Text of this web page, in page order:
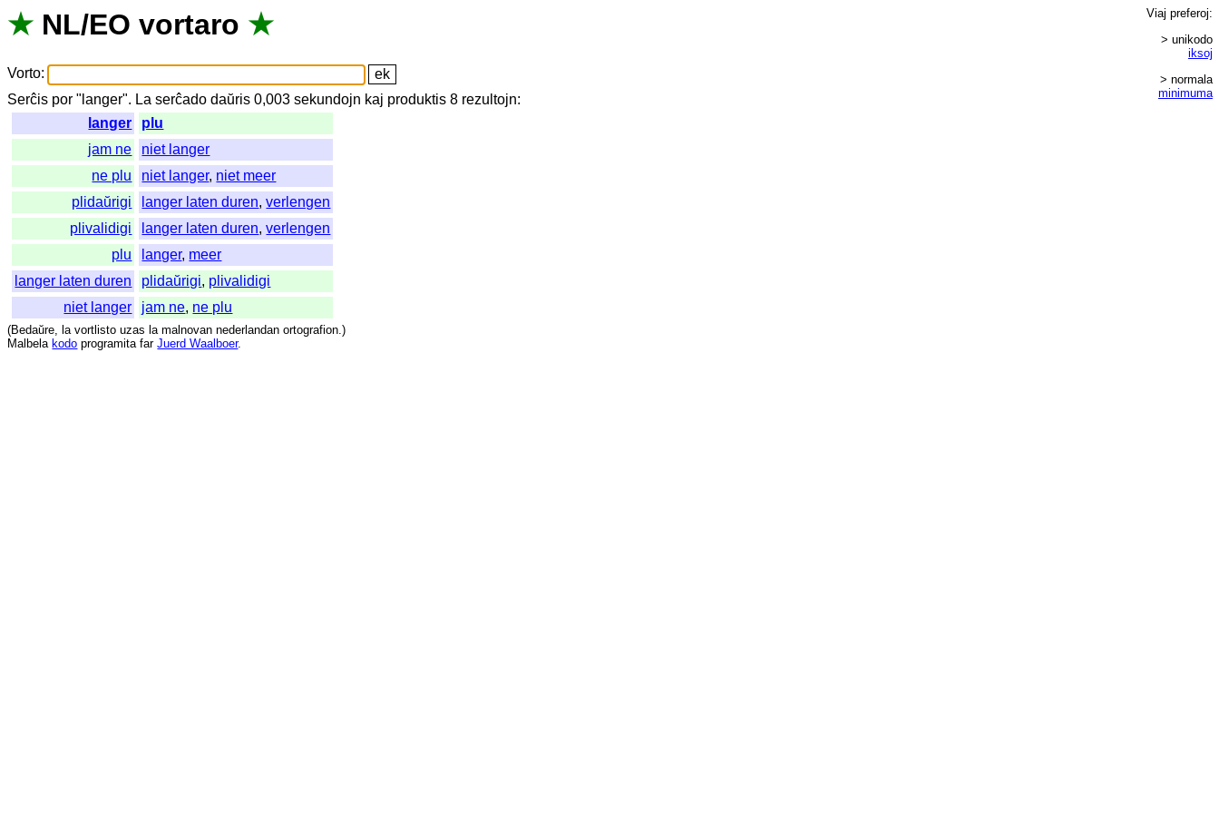
★ NL/EO vortaro ★
Vorto:
Serĉis por " langer". La serĉado daŭris 0,003sekundojn kaj produktis 8 rezultojn:
langer
plu
jam ne
niet langer
ne plu
niet langer, niet meer
plidaŭrigi
langer laten duren,verlengen
plivalidigi
langer laten duren,verlengen
plu
langer, meer
langer laten duren
plidaŭrigi, plivalidigi
niet langer
jam ne, ne plu
Viaj preferoj:
> unikodo
iksoj
> normala
minimuma
(Bedaŭre, la vortlisto uzas la malnovan nederlandan ortografion.)
Malbela kodo programita far Juerd Waalboer.